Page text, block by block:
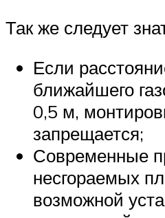
Так же следует
Если
ближайшего
0,5 м,
запрещается;
Современные
несгораемых
возможной